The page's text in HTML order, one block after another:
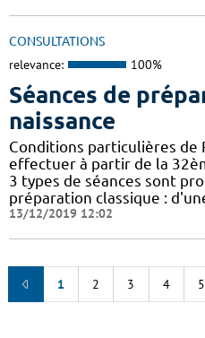
CONSULTATIONS
relevance: 100%
Séances de
naissance
Conditions particulières de
effectuer à partir de la
3 types de séances sont
préparation classique :
13/12/2019 12:02
1 2 3 4 5